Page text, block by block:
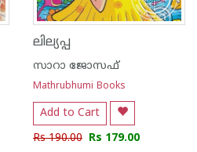
ലില്യപ്പ
സാറാ ജോസഫ്
Mathrubhumi Books
Add to Cart
Rs 190.00 Rs 179.00